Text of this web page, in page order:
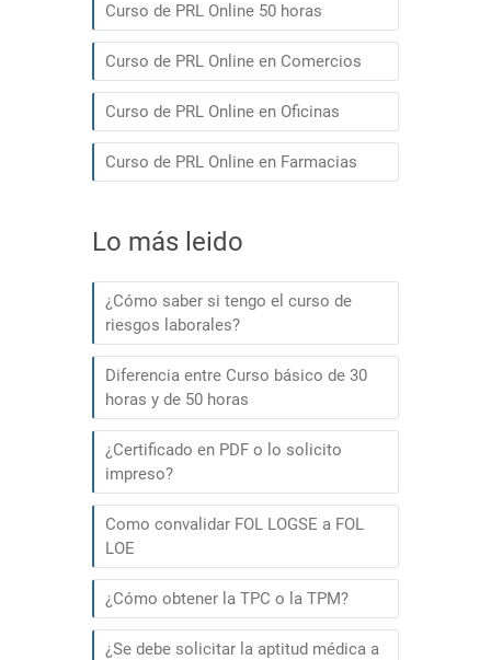
Curso de PRL Online 50 horas
Curso de PRL Online en Comercios
Curso de PRL Online en Oficinas
Curso de PRL Online en Farmacias
Lo más leido
¿Cómo saber si tengo el curso de
riesgos laborales?
Diferencia entre Curso básico de 30
horas y de 50 horas
¿Certificado en PDF o lo solicito
impreso?
Como convalidar FOL LOGSE a FOL
LOE
¿Cómo obtener la TPC o la TPM?
¿Se debe solicitar la aptitud médica a